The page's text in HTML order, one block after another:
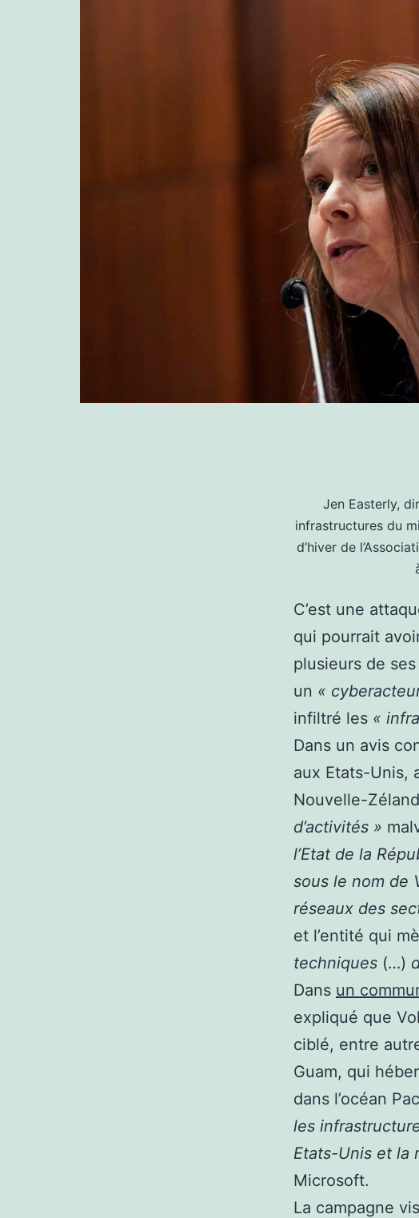
Jen Easterly,
infrastructures du
d’hiver de
C’est une
qui pourrait
plusieurs de
un «
infiltré les «
Dans un avis
aux Etats-Unis,
Nouvelle-
d’activités »
l’Etat de la
sous le nom de
réseaux des
et l’entité qui
techniques (…)
Dans un
expliqué que
ciblé, entre
Guam, qui
dans l’océan
les
Etats-Unis et la
Microsoft.
La campagne